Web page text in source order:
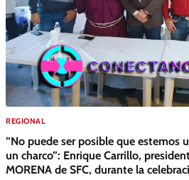
REGIONAL
“No puede ser posible que estemos
un charco”: Enrique Carrillo,
MORENA de SFC, durante la